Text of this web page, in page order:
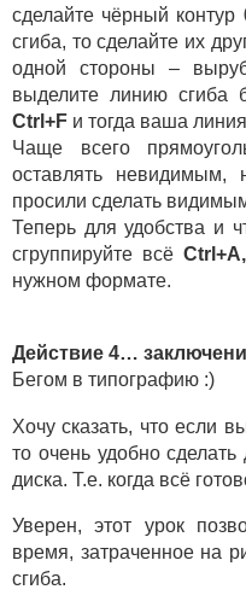
сделайте чёрный
сгиба, то сделайте их
одной стороны –
выделите линию сгиба
Ctrl+F и тогда ваша
Чаще всего
оставлять
просили сделать
Теперь для удобства и
сгруппируйте всё
нужном формате.
Действие 4…
Бегом в типографию :)
Хочу сказать, что если
то очень удобно
диска. Т.е. когда всё
Уверен, этот урок
время, затраченное на
сгиба.